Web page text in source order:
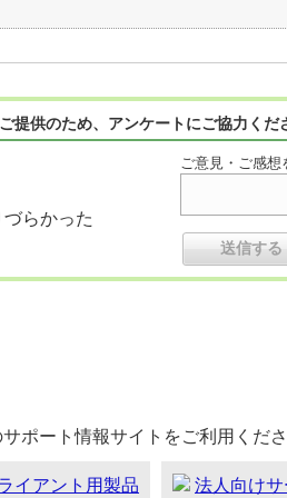
提供のため、アンケートにご協力く
らかった
ご意見・ご感想
ポート情報サイトをご利用くださ
イアント用製品 法人向け